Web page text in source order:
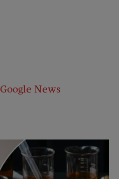
Google News